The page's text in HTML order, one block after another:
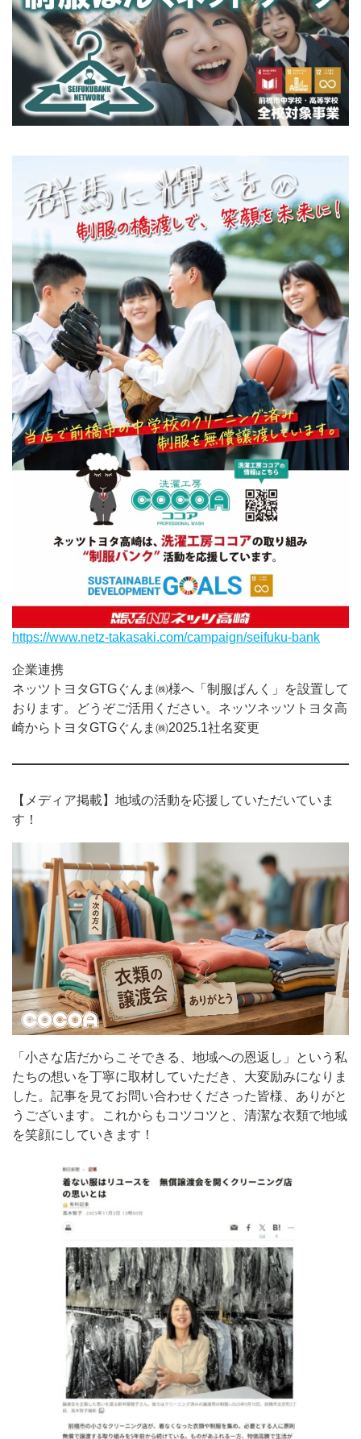
https://www.netz-takasaki.com/campaign/seifuku-bank
企業連携
ネッツトヨタGTGぐんま㈱様へ「制服ばんく」を設置して
おります。どうぞご活用ください。ネッツネッツトヨタ高
崎からトヨタGTGぐんま㈱2025.1社名変更
【メディア掲載】地域の活動を応援していただいていま
す！
「小さな店だからこそできる、地域への恩返し」という私
たちの想いを丁寧に取材していただき、大変励みになりま
した。記事を見てお問い合わせくださった皆様、ありがと
うございます。これからもコツコツと、清潔な衣類で地域
を笑顔にしていきます！